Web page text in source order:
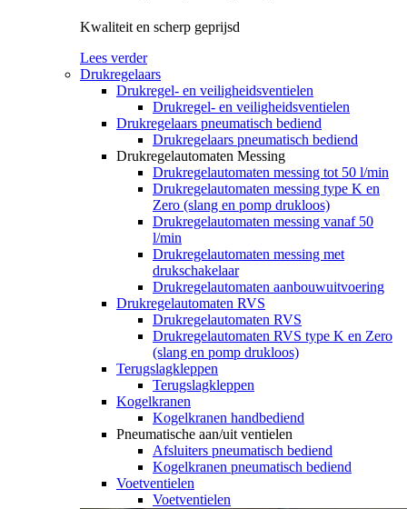
Kwaliteit en scherp geprijsd
Lees verder
Drukregelaars
Drukregel- en veiligheidsventielen
Drukregel- en veiligheidsventielen
Drukregelaars pneumatisch bediend
Drukregelaars pneumatisch bediend
Drukregelautomaten Messing
Drukregelautomaten messing tot 50 l/min
Drukregelautomaten messing type K en
Zero (slang en pomp drukloos)
Drukregelautomaten messing vanaf 50
l/min
Drukregelautomaten messing met
drukschakelaar
Drukregelautomaten aanbouwuitvoering
Drukregelautomaten RVS
Drukregelautomaten RVS
Drukregelautomaten RVS type K en Zero
(slang en pomp drukloos)
Terugslagkleppen
Terugslagkleppen
Kogelkranen
Kogelkranen handbediend
Pneumatische aan/uit ventielen
Afsluiters pneumatisch bediend
Kogelkranen pneumatisch bediend
Voetventielen
Voetventielen